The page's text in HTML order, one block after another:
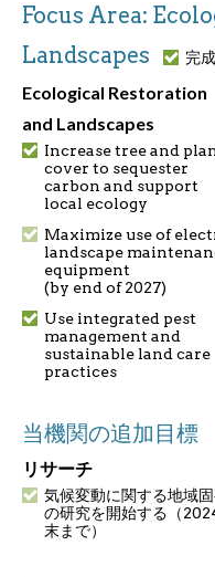
Focus Area:
Landscapes
完成
Ecological Restoration
and Landscapes
Increase tree and
cover to sequester
carbon and support
local ecology
Maximize use of
landscape
equipment
(by end of 2027)
Use integrated pest
management and
sustainable land care
practices
当機関の追加目標
リサーチ
気候変動に関する地域
の研究を開始する（
末まで）